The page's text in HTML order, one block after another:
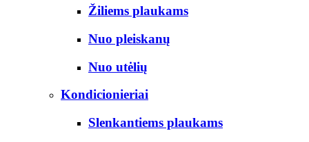
Žiliems plaukams
Nuo pleiskanų
Nuo utėlių
Kondicionieriai
Slenkantiems plaukams